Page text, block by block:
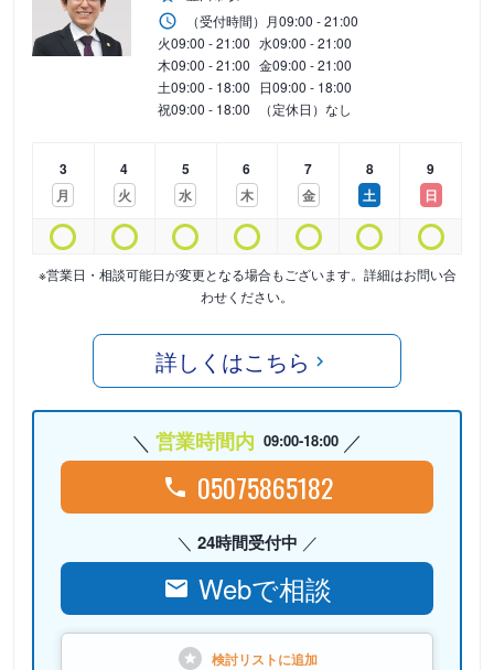
（受付時間） 月09:00 - 21:00
火09:00 - 21:00 水09:00 - 21:00
木09:00 - 21:00 金09:00 - 21:00
土09:00 - 18:00 日09:00 - 18:00
祝09:00 - 18:00 （定休日）なし
3
月
4
火
5
水
6
木
7
金
8
土
9
日
※営業日・相談可能日が変更となる場合もございます。詳細はお問い合
わせください。
詳しくはこちら
営業時間内 09:00-18:00
05075865182
24時間受付中
Webで相談
検討リストに追加